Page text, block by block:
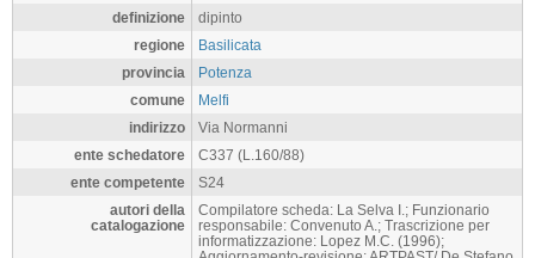
definizione
dipinto
regione
Basilicata
provincia
Potenza
comune
Melfi
indirizzo
Via Normanni
ente schedatore
C337 (L.160/88)
ente competente
S24
autori della
catalogazione
Compilatore scheda: La Selva I.; Funzionario
responsabile: Convenuto A.; Trascrizione per
informatizzazione: Lopez M.C. (1996);